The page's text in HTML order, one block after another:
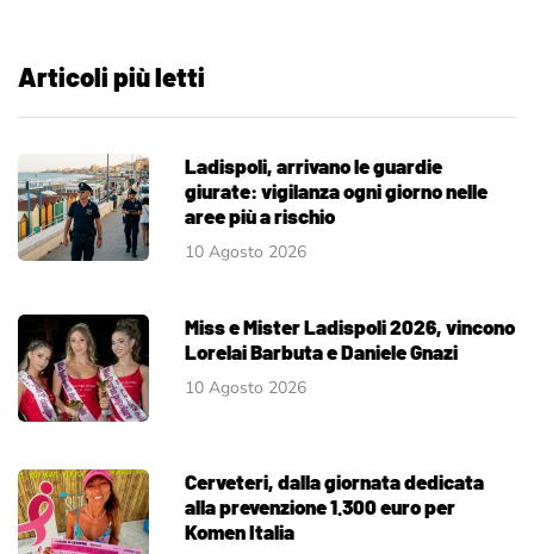
Articoli più letti
Ladispoli, arrivano le guardie
giurate: vigilanza ogni giorno nelle
aree più a rischio
10 Agosto 2026
Miss e Mister Ladispoli 2026, vincono
Lorelai Barbuta e Daniele Gnazi
10 Agosto 2026
Cerveteri, dalla giornata dedicata
alla prevenzione 1.300 euro per
Komen Italia